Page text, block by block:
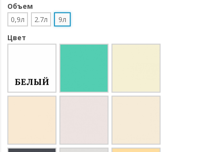
Объем
0,9л
2.7л
9л
Цвет